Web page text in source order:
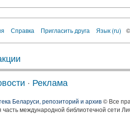
Справка Пригласить друга Язык (ru)
· Реклама
Беларуси, репозиторий и архив© Все
часть международной библиотечной сети